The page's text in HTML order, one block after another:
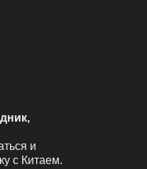
и
с Китаем.